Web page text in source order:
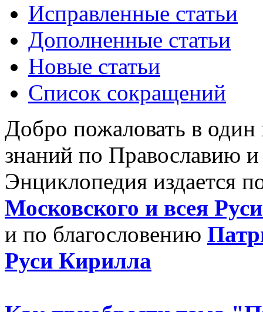
Исправленные статьи
Дополненные статьи
Новые статьи
Список сокращений
Добро пожаловать в
знаний по Православию
Энциклопедия издается
Московского и всея
и по благословению
Руси Кирилла